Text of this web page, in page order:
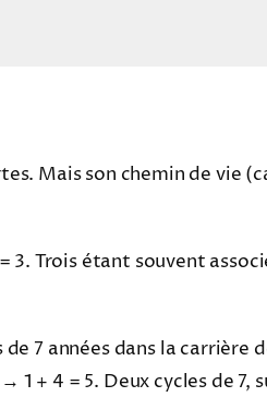
Mais son chemin de vie
3. Trois étant souvent
7 années dans la carrière
+ 4 = 5. Deux cycles de 7,